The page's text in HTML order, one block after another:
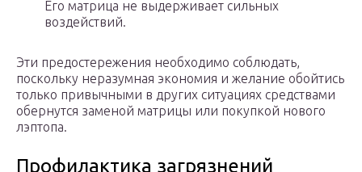
Его матрица не выдерживает сильных
воздействий.
Эти предостережения необходимо соблюдать,
поскольку неразумная экономия и желание обойтись
только привычными в других ситуациях средствами
обернутся заменой матрицы или покупкой нового
лэптопа.
Профилактика загрязнений